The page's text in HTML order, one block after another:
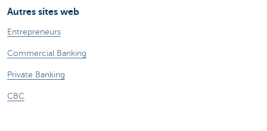
Autres sites web
Entrepreneurs
Commercial Banking
Private Banking
CBC